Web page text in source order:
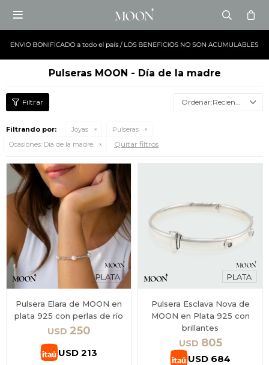

Pulseras MOON - Día de la madre
Recientes
Filtrando por: Joyas
Pulseras
Ocasiones: Día de la madre Quitar filtros
Pulsera Elara de MOON en
plata 925 con perlas de río
USD 250
USD 213
Pulsera Esclava Nova de
MOON en Plata 925 con
brillantes
USD 805
USD 684